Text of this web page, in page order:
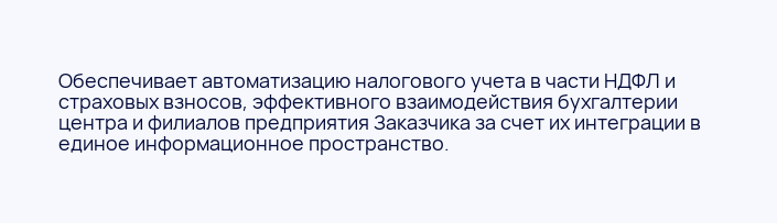
Обеспечивает автоматизацию налогового учета в части НДФЛ и
страховых взносов, эффективного взаимодействия бухгалтерии
центра и филиалов предприятия Заказчика за счет их интеграции в
единое информационное пространство.